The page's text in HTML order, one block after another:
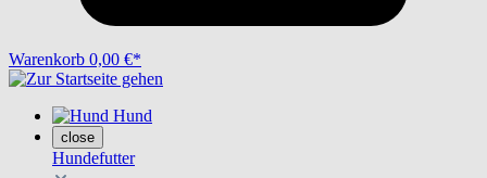
Warenkorb 0,00 €*
Hund
close
Hundefutter